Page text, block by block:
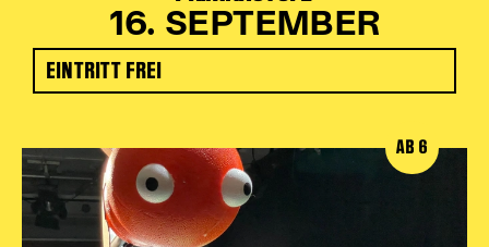
16. SEPTEMBER
EINTRITT FREI
AB 6